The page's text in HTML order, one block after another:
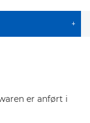
+
er anført i